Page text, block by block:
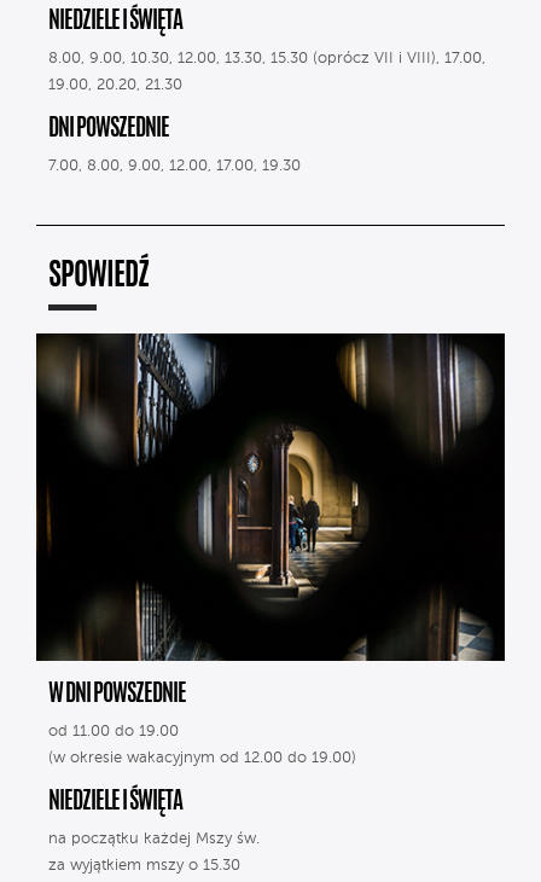
NIEDZIELE I ŚWIĘTA
8.00, 9.00, 10.30, 12.00, 13.30, 15.30 (oprócz VII i VIII), 17.00,
19.00, 20.20, 21.30
DNI POWSZEDNIE
7.00, 8.00, 9.00, 12.00, 17.00, 19.30
SPOWIEDŹ
W DNI POWSZEDNIE
od 11.00 do 19.00
(w okresie wakacyjnym od 12.00 do 19.00)
NIEDZIELE I ŚWIĘTA
na początku każdej Mszy św.
za wyjątkiem mszy o 15.30